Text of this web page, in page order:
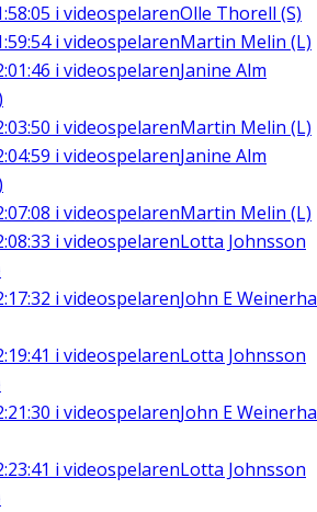
i videospelarenOlle Thorell (S)
i videospelarenMartin Melin (L)
i videospelarenJanine Alm
i videospelarenMartin Melin (L)
i videospelarenJanine Alm
i videospelarenMartin Melin (L)
i videospelarenLotta Johnsson
i videospelarenJohn E
i videospelarenLotta Johnsson
i videospelarenJohn E
i videospelarenLotta Johnsson